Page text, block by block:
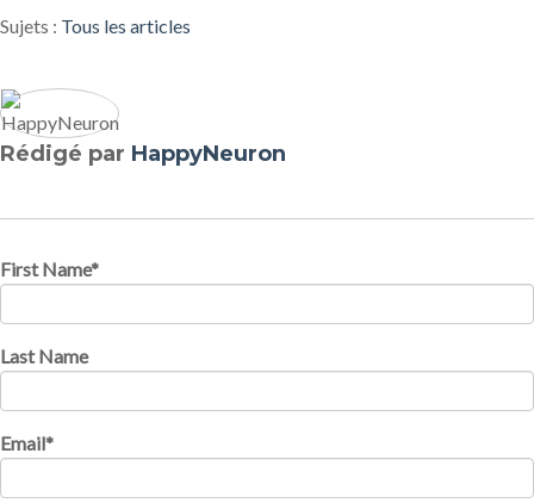
Sujets : Tous les articles
Rédigé par HappyNeuron
First Name*
Last Name
Email*